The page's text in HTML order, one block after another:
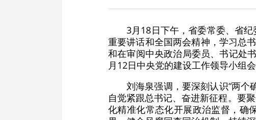
3月18日下午，省委常委、省
重要讲话和全国两会精神，学习总
和在审阅中央政治局委员、书记处
月12日中央党的建设工作领导小组
刘海泉强调，要深刻认识“两个
自觉紧跟总书记、奋进新征程。要
化精准化常态化开展政治监督，确